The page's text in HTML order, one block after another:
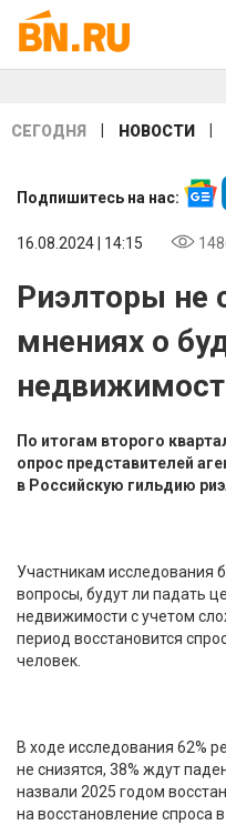
СЕГОДНЯ НОВОСТИ
Подпишитесь на нас:
16.08.2024 | 14:15
Риэлторы не
мнениях о
По итогам второго
опрос представителей
в Российскую гильдию
Участникам исследования
вопросы, будут ли падать
недвижимости с учетом
период восстановится
человек.
В ходе исследования 62%
не снизятся, 38% ждут
назвали 2025 годом
на восстановление спроса